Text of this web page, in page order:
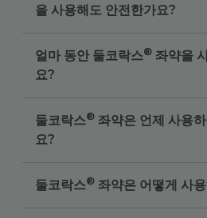
을 사용해도 안전한가요?
얼마 동안 둘코락스® 좌약을
요?
둘코락스® 좌약은 언제 사용
요?
둘코락스® 좌약은 어떻게 사